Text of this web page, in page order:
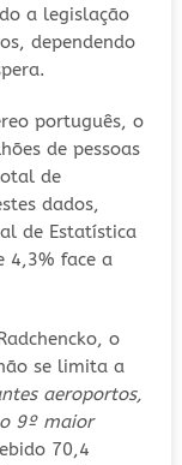
a legislação
dependendo
português, o
de pessoas
de
dados,
de Estatística
4,3% face a
o
se limita a
aeroportos,
9º maior
70,4